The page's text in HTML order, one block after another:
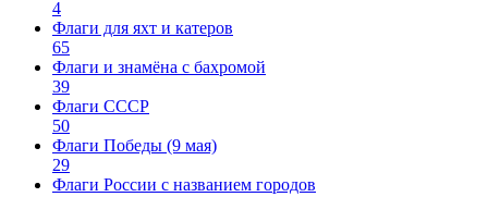
4
Флаги для яхт и катеров
65
Флаги и знамёна с бахромой
39
Флаги СССР
50
Флаги Победы (9 мая)
29
Флаги России с названием городов